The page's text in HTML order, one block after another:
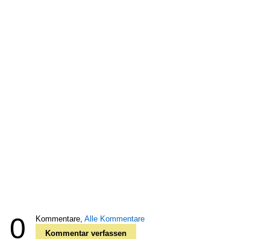
0 Kommentare, Alle Kommentare
Kommentar verfassen